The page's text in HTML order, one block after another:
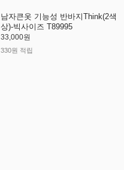
남자큰옷 기능성 반바지Think(2색
상)-빅사이즈 T89995
33,000원
330원 적립